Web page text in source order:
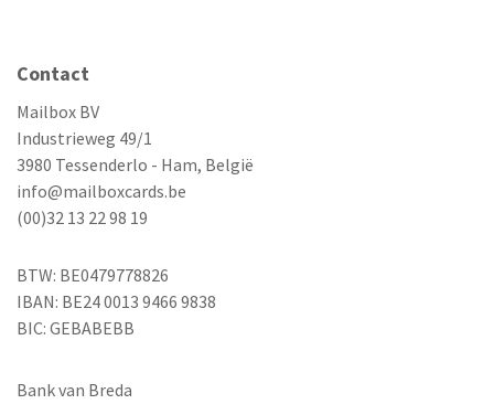
Contact
Mailbox BV
Industrieweg 49/1
3980 Tessenderlo - Ham, België
info@mailboxcards.be
(00)32 13 22 98 19
BTW: BE0479778826
IBAN: BE24 0013 9466 9838
BIC: GEBABEBB
Bank van Breda